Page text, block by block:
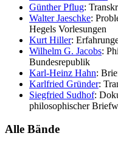
Günther Pflug:
Walter Jaeschke:
Hegels Vorlesungen
Kurt Hiller:
Wilhelm G. Jacobs:
Bundesrepublik
Karl-Heinz Hahn:
Karlfried Gründer:
Siegfried Sudhof:
philosophischer
Alle Bände